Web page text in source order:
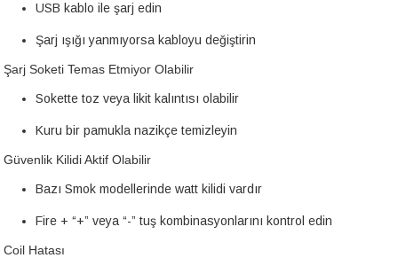
USB kablo ile şarj edin
Şarj ışığı yanmıyorsa kabloyu değiştirin
Şarj Soketi Temas Etmiyor Olabilir
Sokette toz veya likit kalıntısı olabilir
Kuru bir pamukla nazikçe temizleyin
Güvenlik Kilidi Aktif Olabilir
Bazı Smok modellerinde watt kilidi vardır
Fire + “+” veya “-” tuş kombinasyonlarını kontrol edin
Coil Hatası